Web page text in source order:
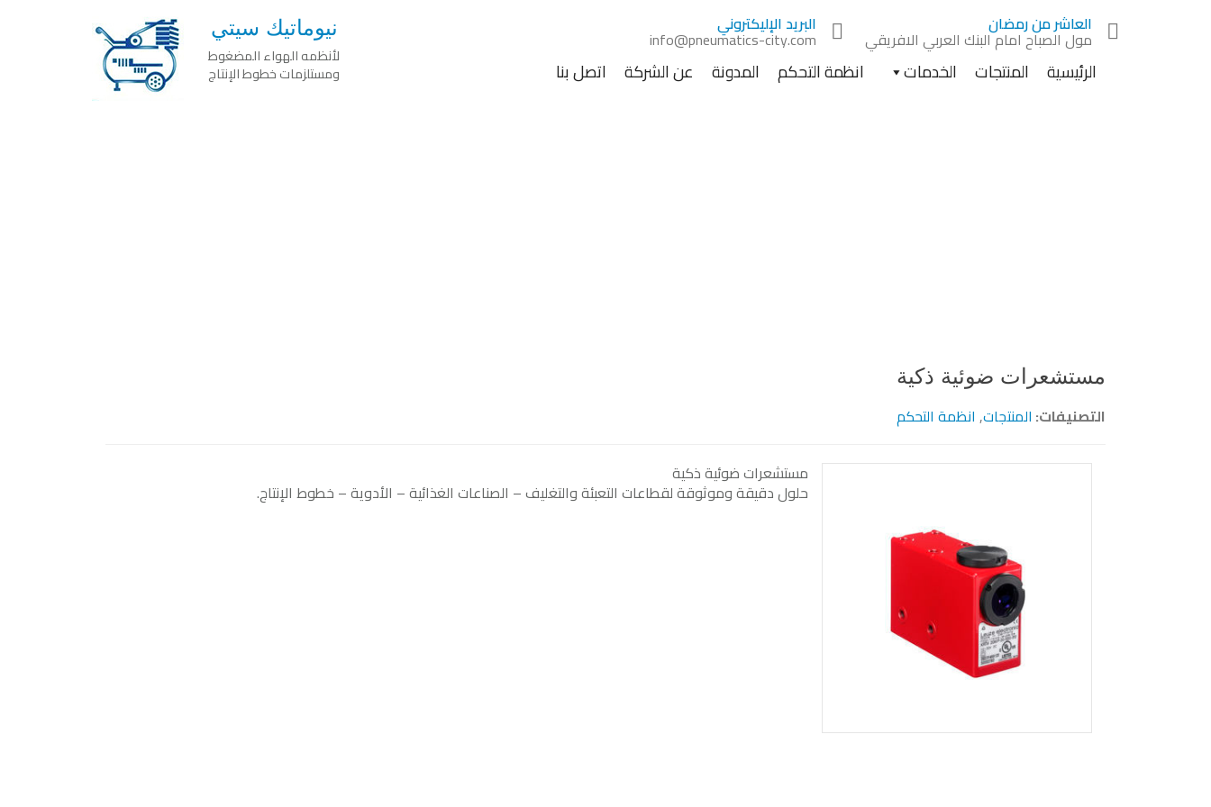
نيوماتيك سيتي
لأنظمه الهواء المضغوط
ومستلزمات خطوط الإنتاج
العاشر من رمضان
مول الصباح امام البنك العربي الافريقي
البريد الإليكتروني
info@pneumatics-city.com
الرئيسية المنتجات الخدمات انظمة التحكم المدونة عن الشركة اتصل بنا
مستشعرات ضوئية ذكية
التصنيفات: المنتجات, انظمة التحكم
مستشعرات ضوئية ذكية
حلول دقيقة وموثوقة لقطاعات التعبئة والتغليف – الصناعات الغذائية – الأدوية – خطوط الإنتاج.